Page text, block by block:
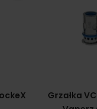
Grzałka